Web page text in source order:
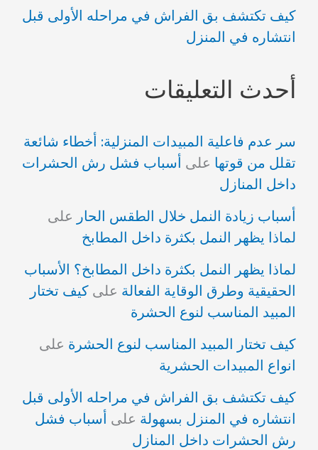
كيف تكتشف بق الفراش في مراحله الأولى قبل
انتشاره في المنزل
أحدث التعليقات
سر عدم فاعلية المبيدات المنزلية: أخطاء شائعة
تقلل من قوتها على أسباب فشل رش الحشرات
داخل المنازل
أسباب زيادة النمل خلال الطقس الحار على
لماذا يظهر النمل بكثرة داخل المطابخ
لماذا يظهر النمل بكثرة داخل المطابخ؟ الأسباب
الحقيقية وطرق الوقاية الفعالة على كيف تختار
المبيد المناسب لنوع الحشرة
كيف تختار المبيد المناسب لنوع الحشرة على
انواع المبيدات الحشرية
كيف تكتشف بق الفراش في مراحله الأولى قبل
انتشاره في المنزل بسهولة على أسباب فشل
رش الحشرات داخل المنازل